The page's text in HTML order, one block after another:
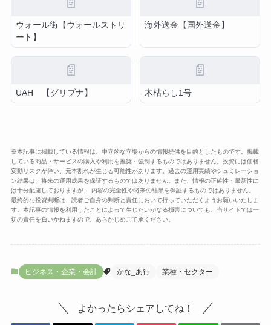
ウォール街【ウォールストリ
ート】
海外送金【国外送金】
📄
UAH 【グリブナ】
📄
木枯らし1号
※本記事に掲載している情報は、中立的な立場からの情報提供を目的としたものです。掲載
している商品・サービスの購入や利用を推奨・強制するものではありません。投資には価格
変動リスクが伴い、元本割れが生じる可能性があります。過去の運用実績やシュミレーショ
ン結果は、将来の運用成果を保証するものではありません。また、情報の正確性・最新性に
は十分配慮しておりますが、 内容の完全性や将来の結果を保証するものではありません。
最終的な投資判断は、読者ご自身の判断と責任において行っていただくようお願いいたしま
す。本記事の情報を利用したことによって生じたいかなる損害についても、当サイトでは一
切の責任を負いかねますので、あらかじめご了承ください。
ビジネス・企業・会計 かな_あ行 業種・セクター
よかったらシェアしてね！